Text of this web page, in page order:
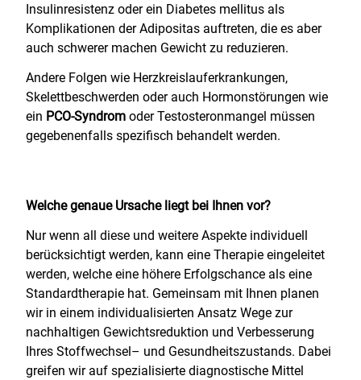
Insulinresistenz oder ein Diabetes mellitus als
Komplikationen der Adipositas auftreten, die es aber
auch schwerer machen Gewicht zu reduzieren.
Andere Folgen wie Herzkreislauferkrankungen,
Skelettbeschwerden oder auch Hormonstörungen wie
ein PCO-Syndrom oder Testosteronmangel müssen
gegebenenfalls spezifisch behandelt werden.
Welche genaue Ursache liegt bei Ihnen vor?
Nur wenn all diese und weitere Aspekte individuell
berücksichtigt werden, kann eine Therapie eingeleitet
werden, welche eine höhere Erfolgschance als eine
Standardtherapie hat. Gemeinsam mit Ihnen planen
wir in einem individualisierten Ansatz Wege zur
nachhaltigen Gewichtsreduktion und Verbesserung
Ihres Stoffwechsel– und Gesundheitszustands. Dabei
greifen wir auf spezialisierte diagnostische Mittel